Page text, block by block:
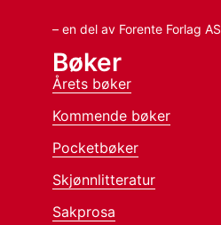
– en del av Forente Forlag AS
Bøker
Årets bøker
Kommende bøker
Pocketbøker
Skjønnlitteratur
Sakprosa